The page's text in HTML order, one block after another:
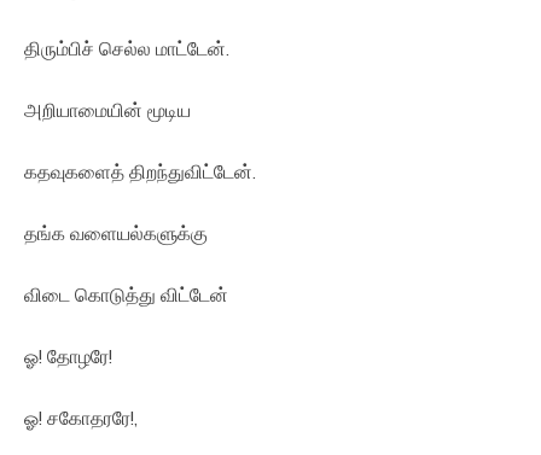
திரும்பிச் செல்ல மாட்டேன்.
அறியாமையின் மூடிய
கதவுகளைத் திறந்துவிட்டேன்.
தங்க வளையல்களுக்கு
விடை கொடுத்து விட்டேன்
ஓ! தோழரே!
ஓ! சகோதரரே!,